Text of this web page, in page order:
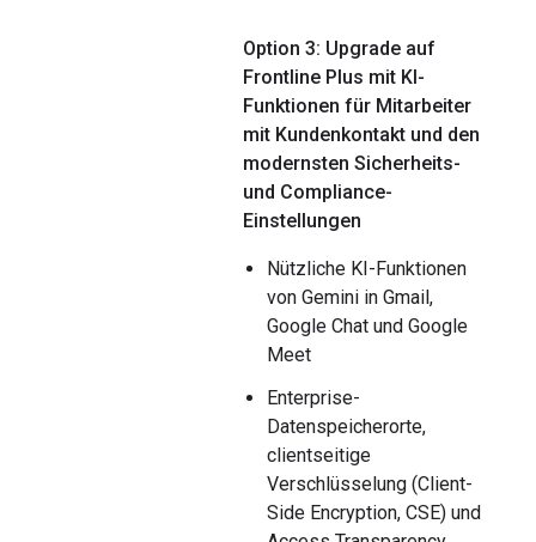
Option 3: Upgrade auf
Frontline Plus mit KI-
Funktionen für Mitarbeiter
mit Kundenkontakt und den
modernsten Sicherheits-
und Compliance-
Einstellungen
Nützliche KI-Funktionen
von Gemini in Gmail,
Google Chat und Google
Meet
Enterprise-
Datenspeicherorte,
clientseitige
Verschlüsselung (Client-
Side Encryption, CSE) und